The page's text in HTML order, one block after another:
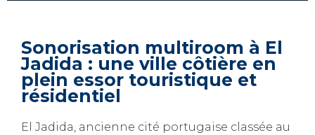
Sonorisation multiroom à El
Jadida : une ville côtière en
plein essor touristique et
résidentiel
El Jadida, ancienne cité portugaise classée au